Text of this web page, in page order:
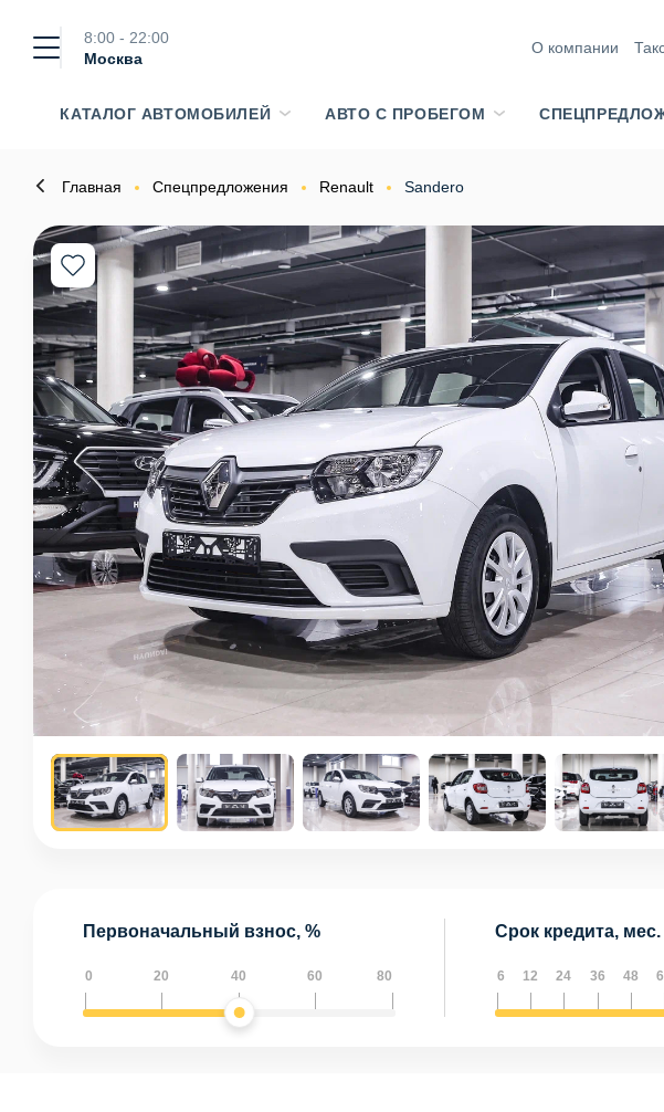
8:00 - 22:00
Москва
О компании
КАТАЛОГ АВТОМОБИЛЕЙ АВТО С ПРОБЕГОМ
Главная Спецпредложения Renault Sandero
Первоначальный взнос, %
0 20 40 60 80
Срок кредита, мес.
6 12 24 36 48